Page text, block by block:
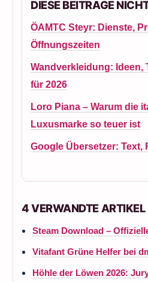
DIESE BEITRAGE
ÖAMTC Steyr: Dienste,
Öffnungszeiten
Wandverkleidung: Ideen,
für 2026
Loro Piana – Warum die
Luxusmarke so teuer ist
Google Übersetzer: Text,
4 VERWANDTE ARTIKEL
Steam Download –
Vitafant Grüne Helfer bei
Höhle der Löwen 2026: